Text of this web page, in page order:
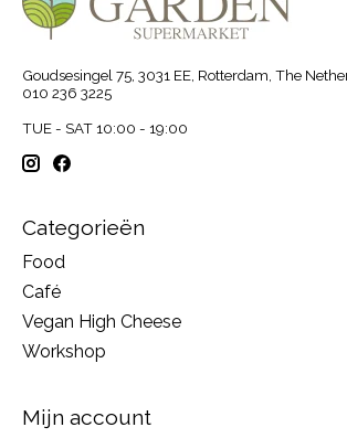
Goudsesingel 75, 3031 EE, Rotterdam, The
010 236 3225
TUE - SAT 10:00 - 19:00
Categorieën
Food
Café
Vegan High Cheese
Workshop
Mijn account